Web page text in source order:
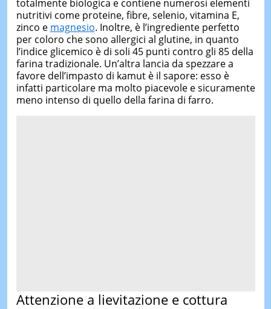
totalmente biologica e contiene numerosi elementi
nutritivi come proteine, fibre, selenio, vitamina E,
zinco e magnesio. Inoltre, è l’ingrediente perfetto
per coloro che sono allergici al glutine, in quanto
l’indice glicemico è di soli 45 punti contro gli 85 della
farina tradizionale. Un’altra lancia da spezzare a
favore dell’impasto di kamut è il sapore: esso è
infatti particolare ma molto piacevole e sicuramente
meno intenso di quello della farina di farro.
Attenzione a lievitazione e cottura